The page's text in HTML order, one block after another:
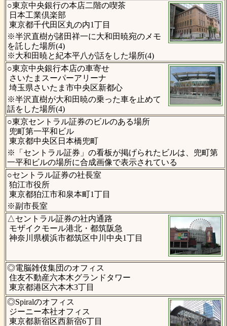
○東京中央銀行の本店二階の喫茶
日本工業倶楽部
東京都千代田区丸の内1丁目
※半沢直樹が諸田祥一に大和田暁宛のメモ
を託した場所(4)
※大和田暁と紀本平八が話をした場所(4)
○東京中央銀行本店の車寄せ
さいたまスーパーアリーナ
埼玉県さいたま市中央区新都心
※半沢直樹が大和田暁の乗った車を止めて
話をした場所(4)
○東京セントラル証券のビルのある場所
兜町第一平和ビル
東京都中央区日本橋兜町
※「セントラル証券」の看板が掲げられたビルは、兜町第
一平和ビルの場所に合成画像で表示されている
○セントラル証券の社長室
狛江市役所
東京都狛江市和泉本町1丁目
※副市長室
△セントラル証券の社内通路
モザイクモール港北・都筑阪急
神奈川県横浜市都筑区中川中央1丁目
◎電脳雑伎集団のオフィス
住友不動産六本木グランドタワー
東京都港区六本木3丁目
◎Spiralのオフィス
ジーニー本社オフィス
東京都新宿区西新宿6丁目